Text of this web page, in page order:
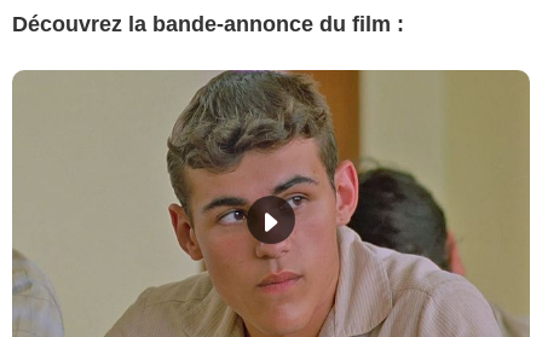
Découvrez la bande-annonce du film :